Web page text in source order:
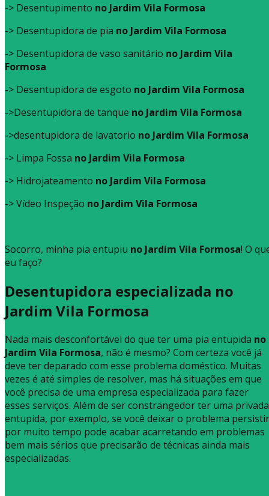
-> Desentupimento no Jardim Vila Formosa
-> Desentupidora de pia no Jardim Vila Formosa
-> Desentupidora de vaso sanitário no Jardim Vila
Formosa
-> Desentupidora de esgoto no Jardim Vila Formosa
->Desentupidora de tanque no Jardim Vila Formosa
->desentupidora de lavatorio no Jardim Vila Formosa
-> Limpa Fossa no Jardim Vila Formosa
-> Hidrojateamento no Jardim Vila Formosa
-> Vídeo Inspeção no Jardim Vila Formosa
Socorro, minha pia entupiu no Jardim Vila Formosa! O
eu faço?
Desentupidora especializada no
Jardim Vila Formosa
Nada mais desconfortável do que ter uma pia entupida no
Jardim Vila Formosa, não é mesmo? Com certeza você já
deve ter deparado com esse problema doméstico. Muitas
vezes é até simples de resolver, mas há situações em que
você precisa de uma empresa especializada para fazer
esses serviços. Além de ser constrangedor ter uma privada
entupida, por exemplo, se você deixar o problema persistir
por muito tempo pode acabar acarretando em problemas
bem mais sérios que precisarão de técnicas ainda mais
especializadas.